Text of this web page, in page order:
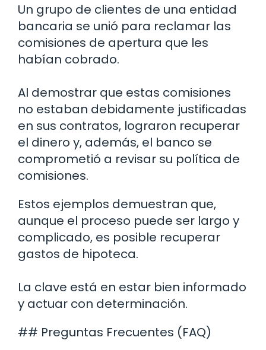
Un grupo de clientes de una entidad
bancaria se unió para reclamar las
comisiones de apertura que les
habían cobrado.
Al demostrar que estas comisiones
no estaban debidamente justificadas
en sus contratos, lograron recuperar
el dinero y, además, el banco se
comprometió a revisar su política de
comisiones.
Estos ejemplos demuestran que,
aunque el proceso puede ser largo y
complicado, es posible recuperar
gastos de hipoteca.
La clave está en estar bien informado
y actuar con determinación.
## Preguntas Frecuentes (FAQ)